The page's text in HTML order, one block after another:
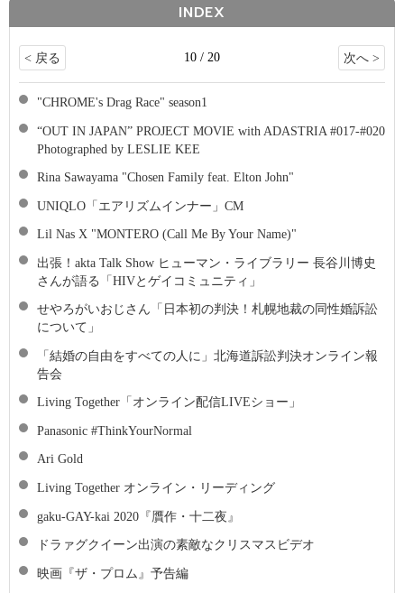
INDEX
< 戻る 10 / 20 次へ >
"CHROME's Drag Race" season1
“OUT IN JAPAN” PROJECT MOVIE with ADASTRIA #017​-#020​
Photographed by LESLIE KEE
Rina Sawayama "Chosen Family feat. Elton John"
UNIQLO「エアリズムインナー」CM
Lil Nas X "MONTERO (Call Me By Your Name)"
出張！akta Talk Show ヒューマン・ライブラリー 長谷川博史
さんが語る「HIVとゲイコミュニティ」
せやろがいおじさん「日本初の判決！札幌地裁の同性婚訴訟
について」
「結婚の自由をすべての人に」北海道訴訟判決オンライン報
告会
Living Together「オンライン配信LIVEショー」
Panasonic #ThinkYourNormal​
Ari Gold
Living Together オンライン・リーディング
gaku-GAY-kai 2020『贋作・十二夜』
ドラァグクイーン出演の素敵なクリスマスビデオ
映画『ザ・プロム』予告編